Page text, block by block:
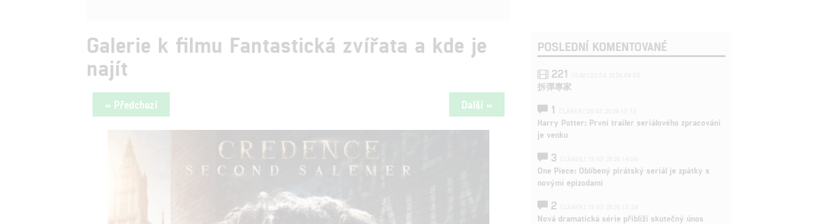
Galerie k filmu Fantastická zvířata a kde je
najít
« Předchozí Další »
POSLEDNÍ KOMENTOVANÉ
221
拆彈專家
1
Harry Potter: První trailer seriálového zpracování
je venku
3
One Piece: Oblíbený pirátský seriál je zpátky s
novými epizodami
2
Nová dramatická série přiblíží skutečný únos